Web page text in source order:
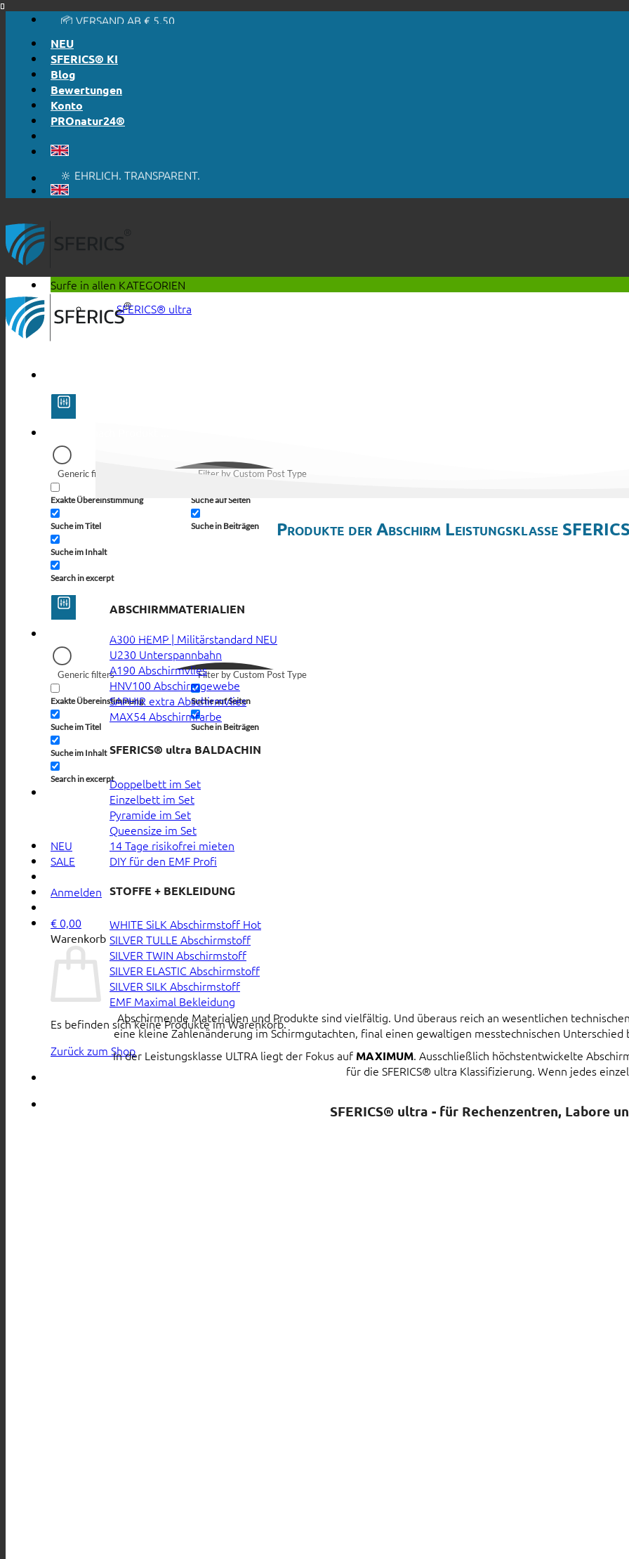
content
📦 VERSAND AB € 5,50
NEU
SFERICS® KI
Blog
Bewertungen
Konto
PROnatur24®
🔆 EINFACH. FUNKTIONIERT.
🔆 EHRLICH. TRANSPARENT.
📦 VERSAND AB € 5,50
🔖 KAUF AUF RECHNUNG
Generic filters
Exakte Übereinstimmung
Suche im Titel
Suche im Inhalt
Search in excerpt
Filter by Custom Post Type
Suche auf Seiten
Suche in Beiträgen
Generic filters
Exakte Übereinstimmung
Suche im Titel
Suche im Inhalt
Search in excerpt
Filter by Custom Post Type
Suche auf Seiten
Suche in Beiträgen
NEU
SALE
Anmelden
€ 0,00
Warenkorb
Es befinden sich keine Produkte im Warenkorb.
Zurück zum Shop
Surfe in allen KATEGORIEN
SFERICS® ultra
Produkte der Abschirm Leistungsklasse
ABSCHIRMMATERIALIEN
A300 HEMP | Militärstandard
U230 Unterspannbahn
A190 Abschirmvlies
HNV100 Abschirmgewebe
SAPHIR extra Abschirmvlies
MAX54 Abschirmfarbe
SFERICS® ultra BALDACHIN
Doppelbett im Set
Einzelbett im Set
Pyramide im Set
Queensize im Set
14 Tage risikofrei mieten
DIY für den EMF Profi
STOFFE + BEKLEIDUNG
WHITE SiLK Abschirmstoff
SILVER TULLE Abschirmstoff
SILVER TWIN Abschirmstoff
SILVER ELASTIC Abschirmstoff
SILVER SILK Abschirmstoff
EMF Maximal Bekleidung
Abschirmende Materialien und Produkte sind vielfältig. Und überaus reich an wesentlichen
eine kleine Zahlenänderung im Schirmgutachten, final einen gewaltigen messtechnischen Unterschied
In der Leistungsklasse ULTRA liegt der Fokus auf MAXIMUM. Ausschließlich höchstentwickelte
für die SFERICS® ultra Klassifizierung. Wenn jedes
SFERICS® ultra - für Rechenzentren, Labore